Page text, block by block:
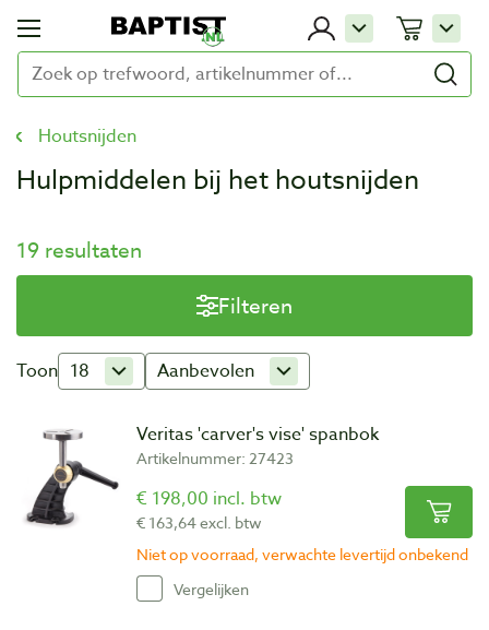
Houtsnijden
Hulpmiddelen bij het houtsnijden
19 resultaten
Filteren
Toon 18 Aanbevolen
Veritas 'carver's vise' spanbok
Artikelnummer: 27423
€ 198,00 incl. btw
€ 163,64 excl. btw
Niet op voorraad, verwachte levertijd onbekend
Vergelijken